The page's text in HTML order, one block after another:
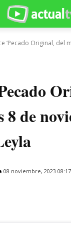
‘Pecado Original, del
8 de
08 noviembre, 2023 08:17